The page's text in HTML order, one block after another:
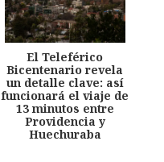
El Teleférico
Bicentenario revela
un detalle clave: así
funcionará el viaje de
13 minutos entre
Providencia y
Huechuraba